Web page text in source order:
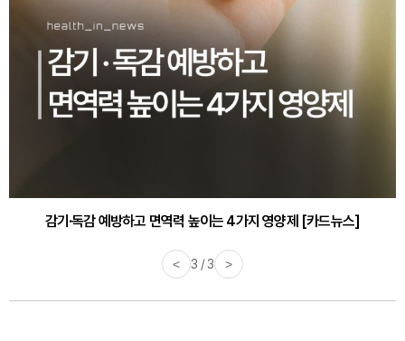
감기·독감 예방하고 면역력 높이는 4가지 영양제 [카드뉴스]
< 3 / 3 >